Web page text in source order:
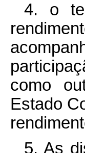
4. o
como
Estado
5. As